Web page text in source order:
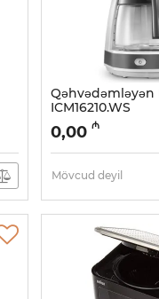
ICM16210.WS
Artikul: 005038487
0,00 ₼
Mövcud deyil